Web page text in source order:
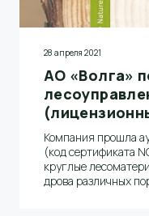
28 апреля 2021
АО «Волга»
Компания прошла
(код сертификата
круглые
дрова различных